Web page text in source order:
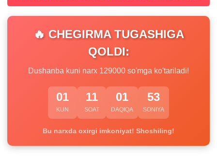
🔥 CHEGIRMA TUGASHIGA
QOLDI:
Dushanba kuni narx 129000 so'mga ko'tariladi!
01
KUN
11
SOAT
01
DAQIQA
52
SONIYA
Bu narxda oxirgi imkoniyat! Shoshiling!